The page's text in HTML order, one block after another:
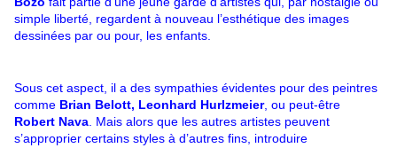
simple liberté, regardent à nouveau l’esthétique des images
dessinées par ou pour, les enfants.
Sous cet aspect, il a des sympathies évidentes pour des peintres
comme Brian Belott, Leonhard Hurlzmeier, ou peut-être
Robert Nava . Mais alors que les autres artistes peuvent
s’approprier certains styles à d’autres fins, introduire